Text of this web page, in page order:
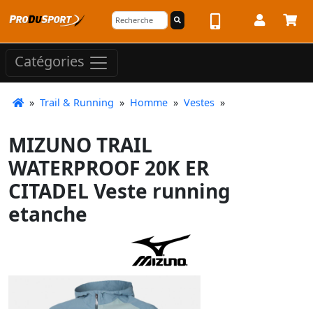
Catégories
» Trail & Running » Homme » Vestes »
MIZUNO TRAIL
WATERPROOF 20K ER
CITADEL Veste running
etanche